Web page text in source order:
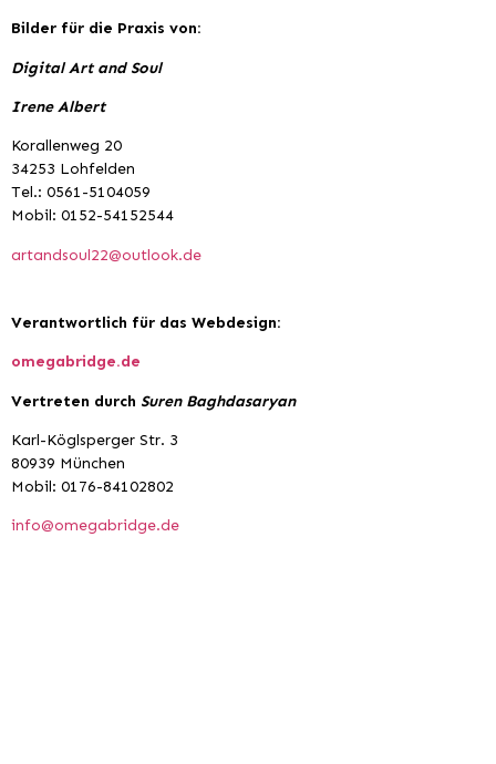
Bilder für die Praxis von:
Digital Art and Soul
Irene Albert
Korallenweg 20
34253 Lohfelden
Tel.: 0561-5104059
Mobil: 0152-54152544
artandsoul22@outlook.de
Verantwortlich für das Webdesign:
omegabridge.de
Vertreten durch Suren Baghdasaryan
Karl-Köglsperger Str. 3
80939 München
Mobil: 0176-84102802
info@omegabridge.de